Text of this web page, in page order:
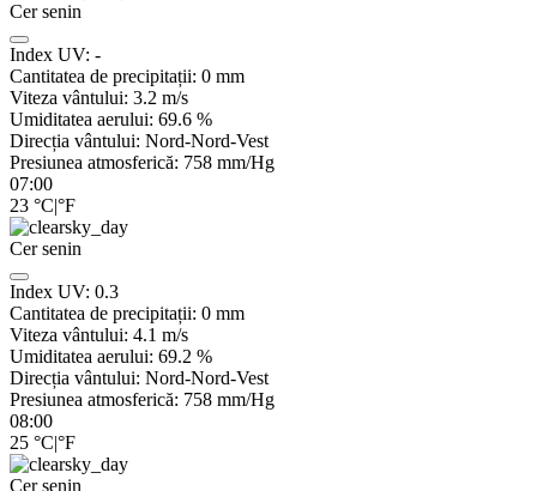
Cer senin
Index UV: -
Cantitatea de precipitații: 0 mm
Viteza vântului: 3.2 m/s
Umiditatea aerului: 69.6 %
Direcția vântului: Nord-Nord-Vest
Presiunea atmosferică: 758 mm/Hg
07:00
23 °C|°F
Cer senin
Index UV: 0.3
Cantitatea de precipitații: 0 mm
Viteza vântului: 4.1 m/s
Umiditatea aerului: 69.2 %
Direcția vântului: Nord-Nord-Vest
Presiunea atmosferică: 758 mm/Hg
08:00
25 °C|°F
Cer senin